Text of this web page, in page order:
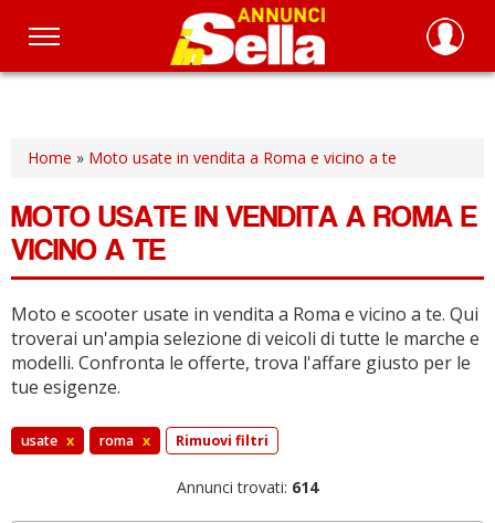
Salta
principale
Home » Moto usate in vendita a Roma e vicino a te
MOTO USATE IN VENDITA A ROMA E
VICINO A TE
Moto e scooter usate in vendita a Roma e vicino a te. Qui
troverai un'ampia selezione di veicoli di tutte le marche e
modelli. Confronta le offerte, trova l'affare giusto per le
tue esigenze.
usate x roma x Rimuovi filtri
Annunci trovati: 614